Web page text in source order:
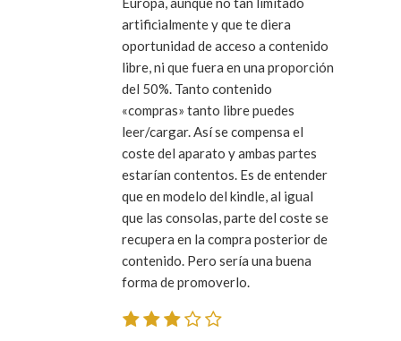
artificialmente y que te diera
oportunidad de acceso a contenido
libre, ni que fuera en una proporción
del 50%. Tanto contenido
«compras» tanto libre puedes
leer/cargar. Así se compensa el
coste del aparato y ambas partes
estarían contentos. Es de entender
que en modelo del kindle, al igual
que las consolas, parte del coste se
recupera en la compra posterior de
contenido. Pero sería una buena
forma de promoverlo.